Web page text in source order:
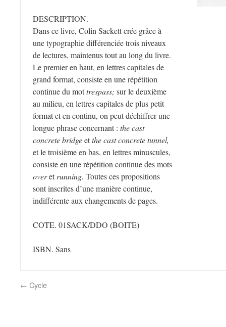
DESCRIPTION.
Dans ce livre, Colin Sackett crée grâce à
une typographie différenciée trois niveaux
de lectures, maintenus tout au long du livre.
Le premier en haut, en lettres capitales de
grand format, consiste en une répétition
continue du mottrespass; sur le deuxième
au milieu, en lettres capitales de plus petit
format et en continu, on peut déchiffrer une
longue phrase concernant : the cast
concrete bridgeetthe cast concrete tunnel,
et le troisième en bas, en lettres minuscules,
consiste en une répétition continue des mots
overetrunning. Toutes ces propositions
sont inscrites d’une manière continue,
indifférente aux changements de pages.
COTE. 01SACK/DDO (BOITE)
ISBN. Sans
← Cycle